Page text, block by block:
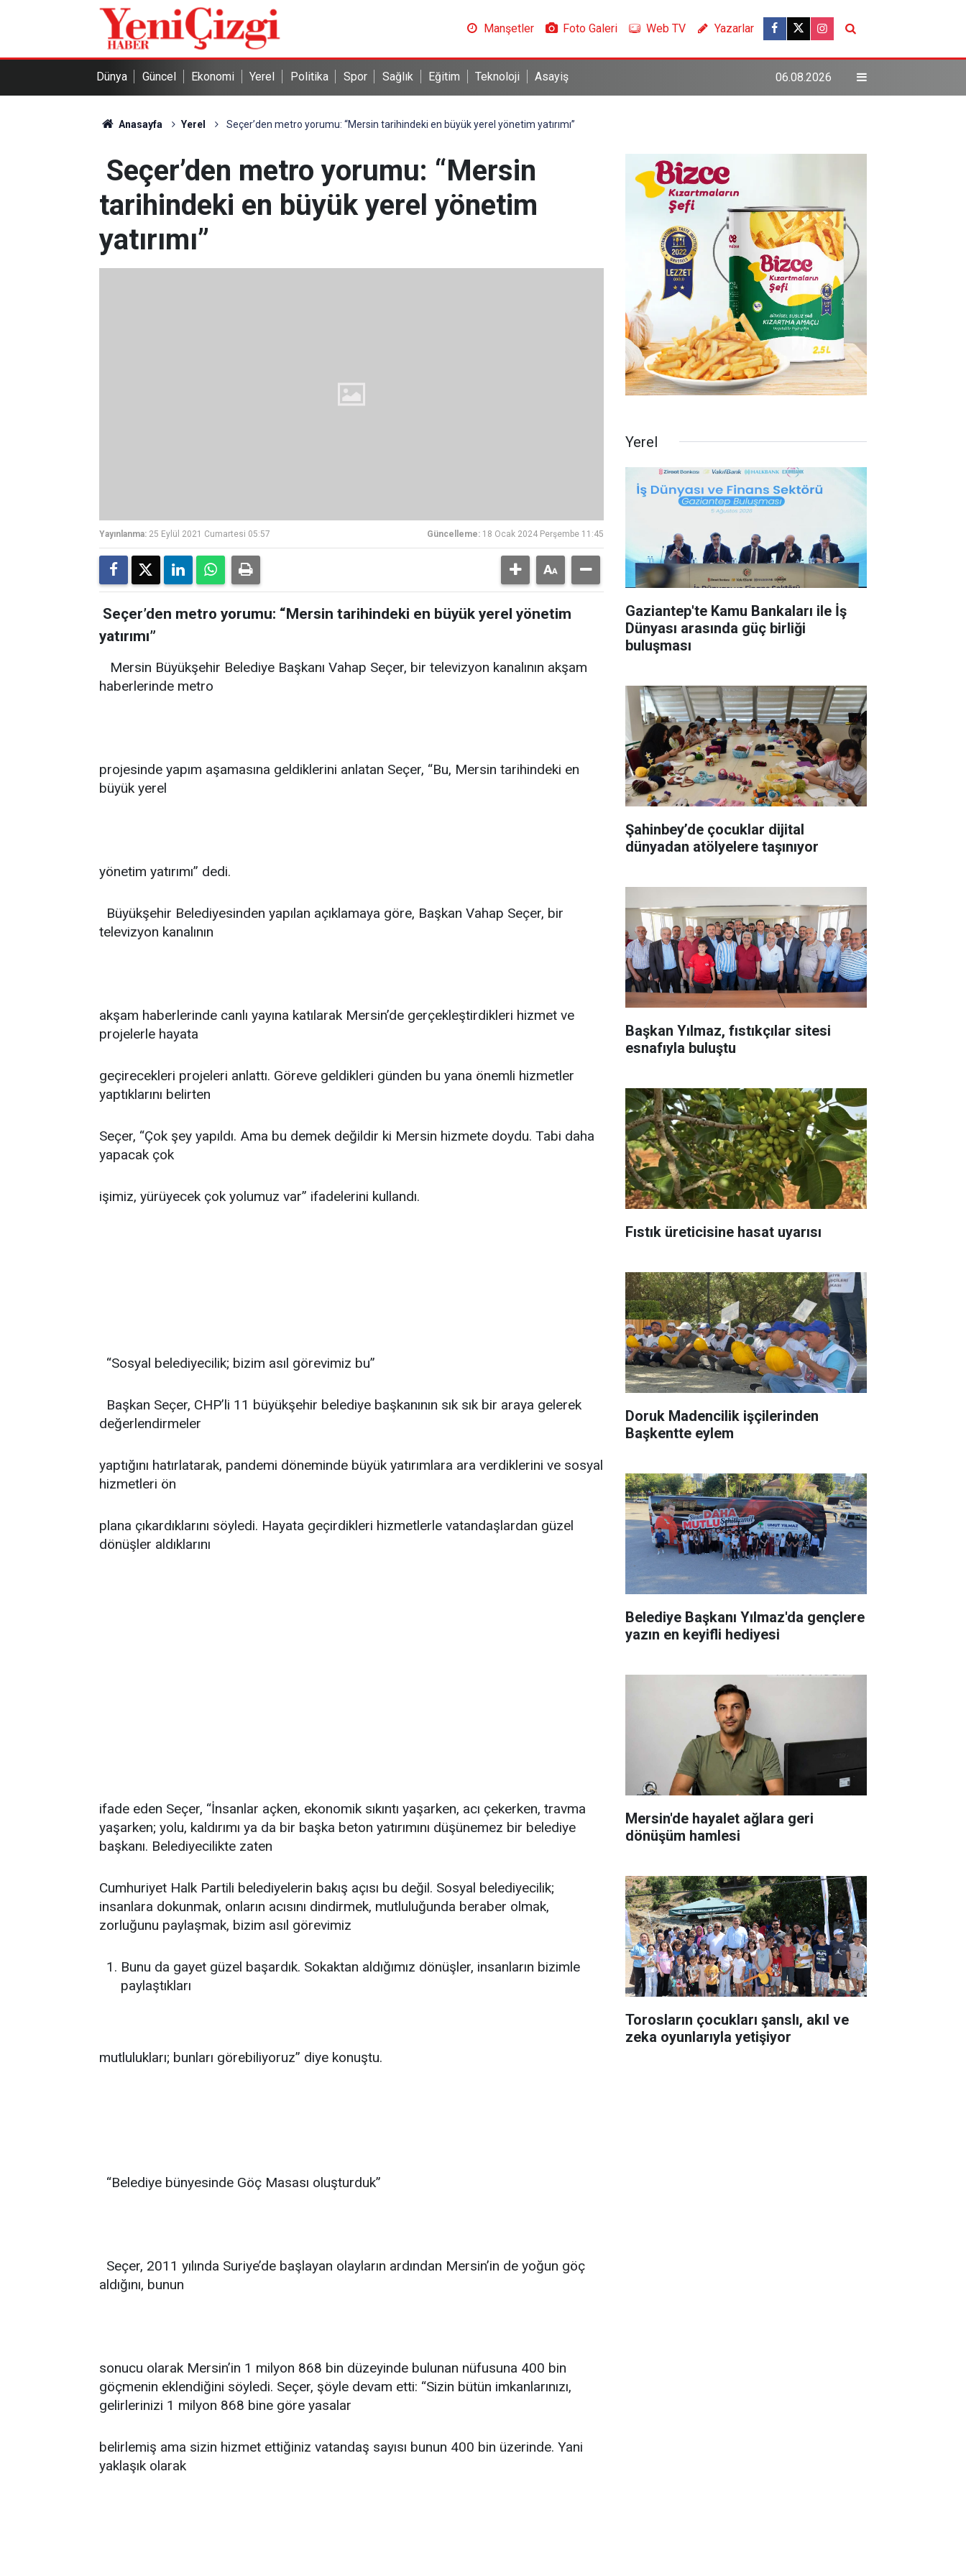
Manşetler Foto Galeri Web TV Yazarlar
Dünya Güncel Ekonomi Yerel Politika Spor Sağlık Eğitim Teknoloji Asayiş 06.08.2026
Anasayfa Yerel Seçer’den metro yorumu: “Mersin tarihindeki en büyük yerel yönetim yatırımı”
Seçer’den metro yorumu: “Mersin
tarihindeki en büyük yerel yönetim
yatırımı”
Yayınlanma: 25 Eylül 2021 Cumartesi 05:57 Güncelleme: 18 Ocak 2024 Perşembe 11:45
Seçer’den metro yorumu: “Mersin tarihindeki en büyük yerel yönetim
yatırımı”
Mersin Büyükşehir Belediye Başkanı Vahap Seçer, bir televizyon kanalının akşam
haberlerinde metro
projesinde yapım aşamasına geldiklerini anlatan Seçer, “Bu, Mersin tarihindeki en
büyük yerel
yönetim yatırımı” dedi.
Büyükşehir Belediyesinden yapılan açıklamaya göre, Başkan Vahap Seçer, bir
televizyon kanalının
akşam haberlerinde canlı yayına katılarak Mersin’de gerçekleştirdikleri hizmet ve
projelerle hayata
geçirecekleri projeleri anlattı. Göreve geldikleri günden bu yana önemli hizmetler
yaptıklarını belirten
Seçer, “Çok şey yapıldı. Ama bu demek değildir ki Mersin hizmete doydu. Tabi daha
yapacak çok
işimiz, yürüyecek çok yolumuz var” ifadelerini kullandı.
“Sosyal belediyecilik; bizim asıl görevimiz bu”
Başkan Seçer, CHP’li 11 büyükşehir belediye başkanının sık sık bir araya gelerek
değerlendirmeler
yaptığını hatırlatarak, pandemi döneminde büyük yatırımlara ara verdiklerini ve sosyal
hizmetleri ön
plana çıkardıklarını söyledi. Hayata geçirdikleri hizmetlerle vatandaşlardan güzel
dönüşler aldıklarını
ifade eden Seçer, “İnsanlar açken, ekonomik sıkıntı yaşarken, acı çekerken, travma
yaşarken; yolu, kaldırımı ya da bir başka beton yatırımını düşünemez bir belediye
başkanı. Belediyecilikte zaten
Cumhuriyet Halk Partili belediyelerin bakış açısı bu değil. Sosyal belediyecilik;
insanlara dokunmak, onların acısını dindirmek, mutluluğunda beraber olmak,
zorluğunu paylaşmak, bizim asıl görevimiz
Bunu da gayet güzel başardık. Sokaktan aldığımız dönüşler, insanların bizimle
paylaştıkları
mutlulukları; bunları görebiliyoruz” diye konuştu.
“Belediye bünyesinde Göç Masası oluşturduk”
Seçer, 2011 yılında Suriye’de başlayan olayların ardından Mersin’in de yoğun göç
aldığını, bunun
sonucu olarak Mersin’in 1 milyon 868 bin düzeyinde bulunan nüfusuna 400 bin
göçmenin eklendiğini söyledi. Seçer, şöyle devam etti: “Sizin bütün imkanlarınızı,
gelirlerinizi 1 milyon 868 bine göre yasalar
belirlemiş ama sizin hizmet ettiğiniz vatandaş sayısı bunun 400 bin üzerinde. Yani
yaklaşık olarak
Yerel
Gaziantep'te Kamu Bankaları ile İş
Dünyası arasında güç birliği
buluşması
Şahinbey’de çocuklar dijital
dünyadan atölyelere taşınıyor
Başkan Yılmaz, fıstıkçılar sitesi
esnafıyla buluştu
Fıstık üreticisine hasat uyarısı
Doruk Madencilik işçilerinden
Başkentte eylem
Belediye Başkanı Yılmaz'da gençlere
yazın en keyifli hediyesi
Mersin'de hayalet ağlara geri
dönüşüm hamlesi
Torosların çocukları şanslı, akıl ve
zeka oyunlarıyla yetişiyor